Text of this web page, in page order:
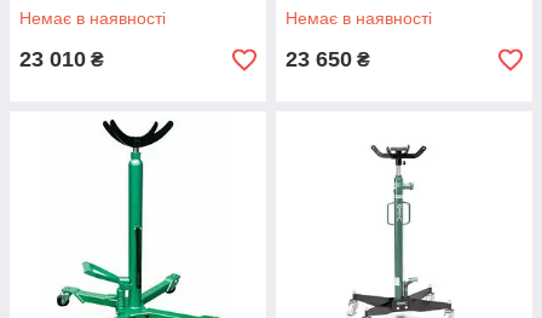
Немає в наявності
23 010 ₴
Немає в наявності
23 650 ₴